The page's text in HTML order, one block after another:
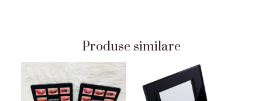
Produse similare